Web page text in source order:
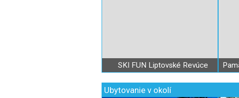
SKI FUN Liptovské Revúce
Ubytovanie v okolí